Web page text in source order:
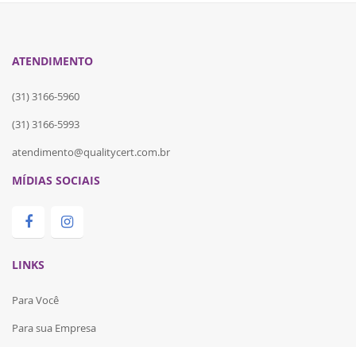
ATENDIMENTO
(31) 3166-5960
(31) 3166-5993
atendimento@qualitycert.com.br
MÍDIAS SOCIAIS
LINKS
Para Você
Para sua Empresa